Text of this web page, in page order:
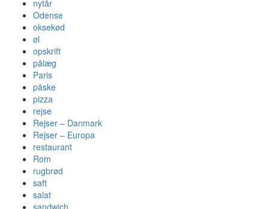
nytår
Odense
oksekød
øl
opskrift
pålæg
Paris
påske
pizza
rejse
Rejser – Danmark
Rejser – Europa
restaurant
Rom
rugbrød
saft
salat